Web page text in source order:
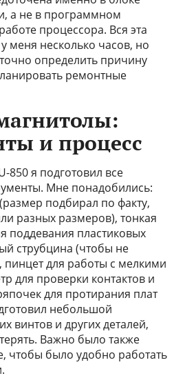
а не в программном
процессора. Вся эта
меня несколько часов, но
определить причину
ремонтные
и процесс
850 я подготовил все
Мне понадобились:
подбирал по факту,
разных размеров), тонкая
поддевания пластиковых
струбцина (чтобы не
пинцет для работы с мелкими
для проверки контактов и
для протирания плат
небольшой
винтов и других деталей,
Важно было также
чтобы было удобно работать